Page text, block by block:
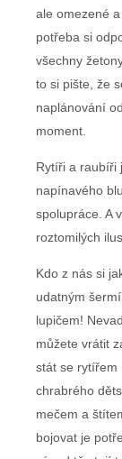
ale omezené
potřeba si
všechny
to si pište, že
naplánování
moment.
Rytíři a raubíři
napínavého
spolupráce. A
roztomilých
Kdo z nás si
udatným
lupičem!
můžete vrátit
stát se rytířem
chrabrého
mečem a
bojovat je